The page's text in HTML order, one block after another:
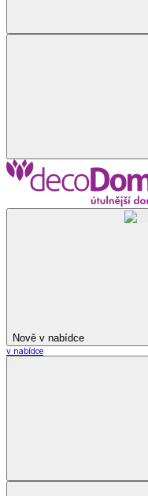
Nově v nabídce
v nabídce